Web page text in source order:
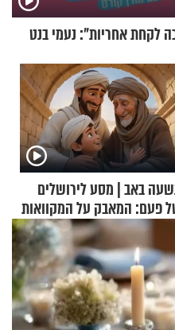
לקחת אחריות": נעמי בנט
באב | מסע לירושלים
פעם: המאבק על המקוואות